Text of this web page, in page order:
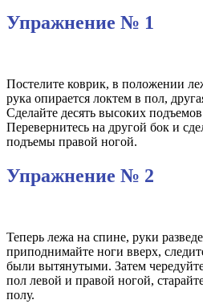
Упражнение № 1
Постелите коврик, в положении
рука опирается локтем в пол,
Сделайте десять высоких
Перевернитесь на другой бок и
подъемы правой ногой.
Упражнение № 2
Теперь лежа на спине, руки
приподнимайте ноги вверх,
были вытянутыми. Затем
пол левой и правой ногой,
полу.